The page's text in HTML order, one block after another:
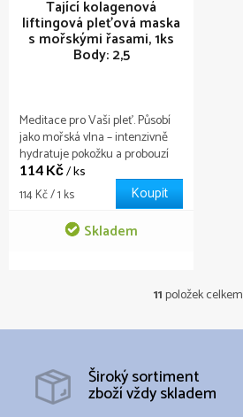
Tající kolagenová
liftingová pleťová maska
s mořskými řasami, 1ks
Body: 2,5
Skladem
114 Kč/ ks
Měrná
114 Kč / 1 ks Koupit
Meditace pro Vaši pleť. Působí
jako mořská vlna – intenzivně
hydratuje pokožku a probouzí
její přirozený jas.
O
l
d
a
c
11položek celkem
Široký sortiment
zboží vždy skladem